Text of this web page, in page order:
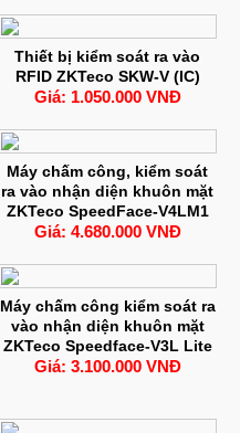
Thiết bị kiểm soát ra vào
RFID ZKTeco SKW-V (IC)
Giá: 1.050.000 VNĐ
Máy chấm công, kiểm soát
ra vào nhận diện khuôn mặt
ZKTeco SpeedFace-V4LM1
Giá: 4.680.000 VNĐ
Máy chấm công kiểm soát ra
vào nhận diện khuôn mặt
ZKTeco Speedface-V3L Lite
Giá: 3.100.000 VNĐ